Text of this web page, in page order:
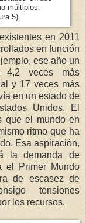
múltiplos.
5).
en 2011
en función
ese año un
4,2 veces más
y 17 veces más
en un estado de
Unidos. El
que el mundo en
ritmo que ha
Esa aspiración,
la demanda de
el Primer Mundo
de escasez de
tensiones
los recursos.